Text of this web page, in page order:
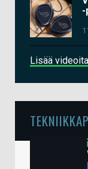
-
Lisää videoita